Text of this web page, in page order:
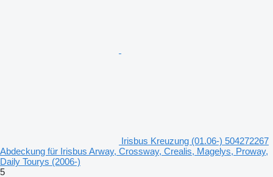
Irisbus Kreuzung (01.06-) 504272267
Abdeckung für Irisbus Arway, Crossway, Crealis, Magelys, Proway,
Daily Tourys (2006-)
5